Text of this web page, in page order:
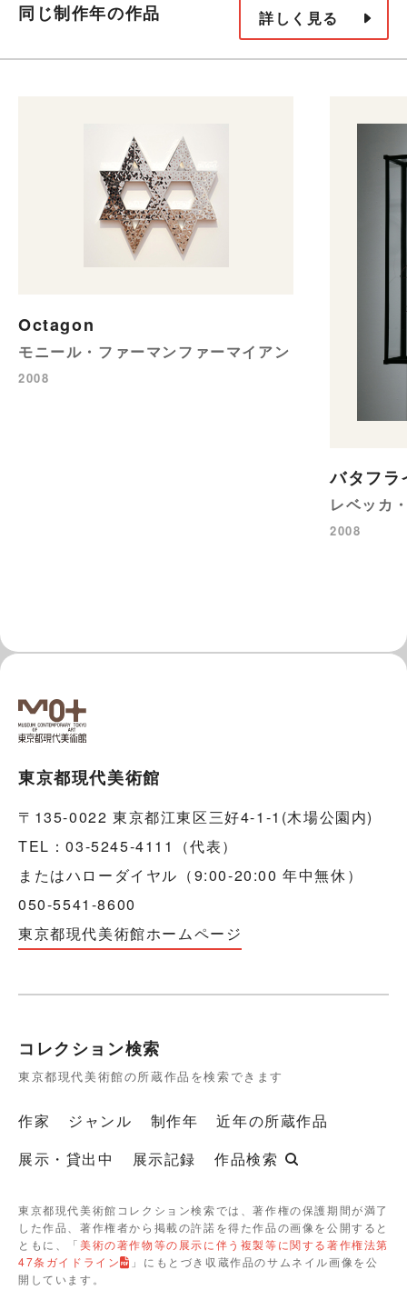
同じ制作年の作品 詳しく見る
Octagon
モニール・ファーマンファーマイアン
2008
バタフラ
レベッカ
2008
東京都現代美術館
〒135-0022 東京都江東区三好4-1-1(木場公園内)
TEL：03-5245-4111（代表）
またはハローダイヤル（9:00-20:00 年中無休）
050-5541-8600
東京都現代美術館ホームページ
コレクション検索
東京都現代美術館の所蔵作品を検索できます
作家 ジャンル 制作年
近年の所蔵作品
展示・貸出中
展示記録 作品検索
東京都現代美術館コレクション検索では、著作権の保護期間が満了
した作品、著作権者から掲載の許諾を得た作品の画像を公開すると
ともに、「美術の著作物等の展示に伴う複製等に関する著作権法第
47条ガイドライン
」にもとづき収蔵作品のサムネイル画像を公
開しています。